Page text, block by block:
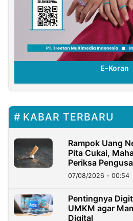
KABAR TERBARU
Rampok Uang
Pita Cukai,
Periksa
07/08/2026 - 00:54
Pentingnya
UMKM agar
Digital